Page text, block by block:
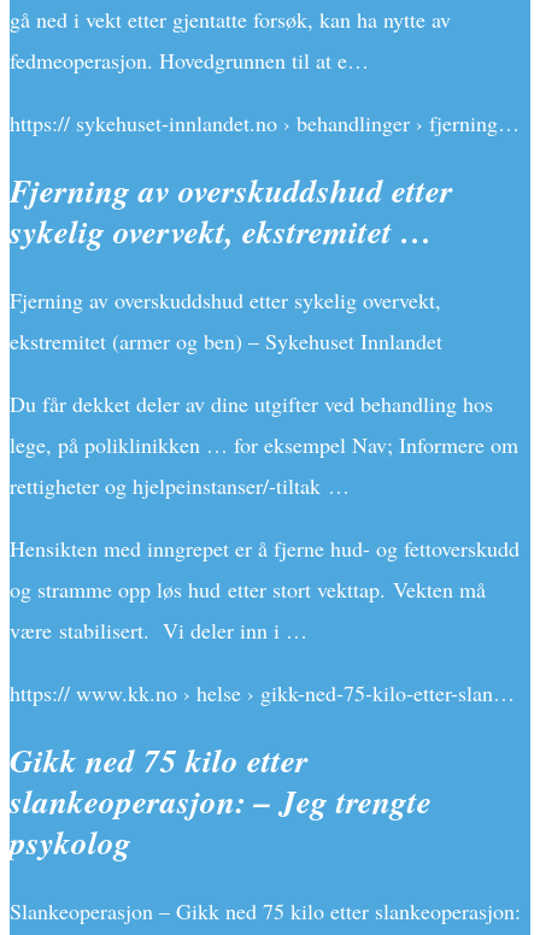
gå ned i vekt etter gjentatte forsøk, kan ha nytte av
fedmeoperasjon. Hovedgrunnen til at e…
https:// sykehuset-innlandet.no › behandlinger › fjerning…
Fjerning av overskuddshud etter
sykelig overvekt, ekstremitet …
Fjerning av overskuddshud etter sykelig overvekt,
ekstremitet (armer og ben) – Sykehuset Innlandet
Du får dekket deler av dine utgifter ved behandling hos
lege, på poliklinikken … for eksempel Nav; Informere om
rettigheter og hjelpeinstanser/-tiltak …
Hensikten med inngrepet er å fjerne hud- og fettoverskudd
og stramme opp løs hud etter stort vekttap. Vekten må
være stabilisert. Vi deler inn i …
https:// www.kk.no › helse › gikk-ned-75-kilo-etter-slan…
Gikk ned 75 kilo etter
slankeoperasjon: – Jeg trengte
psykolog
Slankeoperasjon – Gikk ned 75 kilo etter slankeoperasjon: